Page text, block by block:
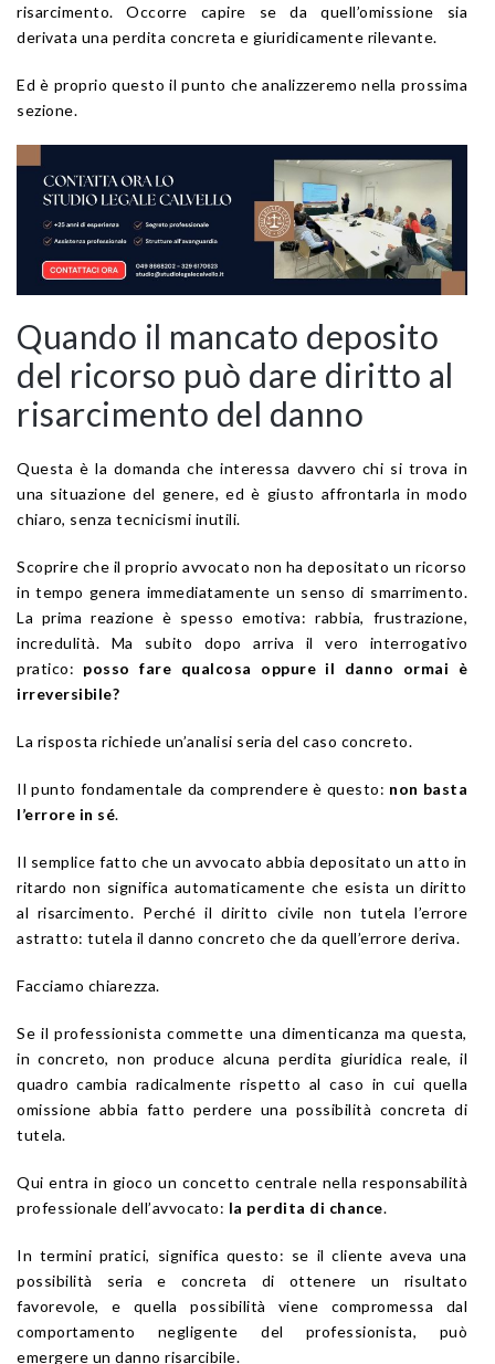
risarcimento. Occorre capire se da quell’omissione sia
derivata una perdita concreta e giuridicamente rilevante.
Ed è proprio questo il punto che analizzeremo nella prossima
sezione.
Quando il mancato deposito
del ricorso può dare diritto al
risarcimento del danno
Questa è la domanda che interessa davvero chi si trova in
una situazione del genere, ed è giusto affrontarla in modo
chiaro, senza tecnicismi inutili.
Scoprire che il proprio avvocato non ha depositato un ricorso
in tempo genera immediatamente un senso di smarrimento.
La prima reazione è spesso emotiva: rabbia, frustrazione,
incredulità. Ma subito dopo arriva il vero interrogativo
pratico: posso fare qualcosa oppure il danno ormai è
irreversibile?
La risposta richiede un’analisi seria del caso concreto.
Il punto fondamentale da comprendere è questo: non basta
l’errore in sé.
Il semplice fatto che un avvocato abbia depositato un atto in
ritardo non significa automaticamente che esista un diritto
al risarcimento. Perché il diritto civile non tutela l’errore
astratto: tutela il danno concreto che da quell’errore deriva.
Facciamo chiarezza.
Se il professionista commette una dimenticanza ma questa,
in concreto, non produce alcuna perdita giuridica reale, il
quadro cambia radicalmente rispetto al caso in cui quella
omissione abbia fatto perdere una possibilità concreta di
tutela.
Qui entra in gioco un concetto centrale nella responsabilità
professionale dell’avvocato: la perdita di chance.
In termini pratici, significa questo: se il cliente aveva una
possibilità seria e concreta di ottenere un risultato
favorevole, e quella possibilità viene compromessa dal
comportamento negligente del professionista, può
emergere un danno risarcibile.